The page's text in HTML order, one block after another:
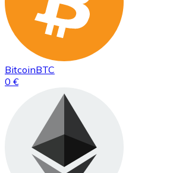
BitcoinBTC
0 €